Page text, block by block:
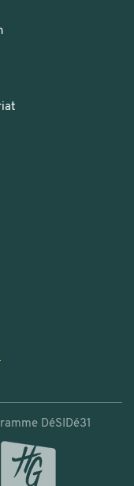
DéSIDé31